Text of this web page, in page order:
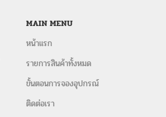
MAIN MENU
หน้าแรก
รายการสินค้าทั้งหมด
ขั้นตอนการจองอุปกรณ์
ติดต่อเรา